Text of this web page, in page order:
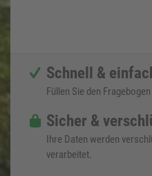
Schnell &
Füllen Sie den
Sicher &
Ihre Daten werden
verarbeitet.